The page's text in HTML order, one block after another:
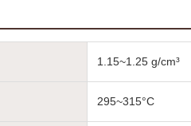
1.15~1.25 g/cm³
295~315°C